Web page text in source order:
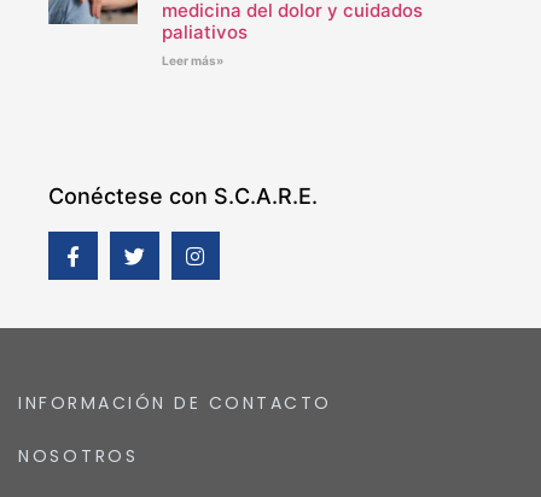
medicina del dolor y cuidados
paliativos
Leer más»
Conéctese con S.C.A.R.E.
INFORMACIÓN DE CONTACTO
NOSOTROS